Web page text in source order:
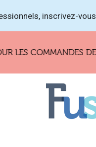
inscrivez-
COMMANDES DE 150$